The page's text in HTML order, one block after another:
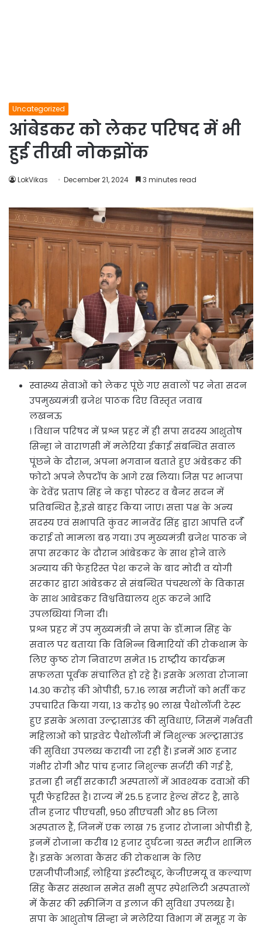
Uncategorized
आंबेडकर को लेकर परिषद में भी
हुई तीखी नोकझोंक
LokVikas December 21, 2024 3 minutes read
स्वास्थ्य सेवाओं को लेकर पूंछे गए सवालों पर नेता सदन
उपमुख्यमंत्री ब्रजेश पाठक दिए विस्तृत जवाब
लखनऊ
। विधान परिषद में प्रश्न प्रहर में ही सपा सदस्य आशुतोष
सिन्हा ने वाराणसी में मलेरिया ईकाई संबन्धित सवाल
पूंछने के दौरान, अपना भगवान बताते हुए अंबेडकर की
फोटो अपने लैपटॉप के आगे रख लिया। जिस पर भाजपा
के देवेंद्र प्रताप सिंह ने कहा पोस्टर व बैनर सदन में
प्रतिबन्धित है,इसे बाहर किया जाए। सत्ता पक्ष के अन्य
सदस्य एवं सभापति कुंवर मानवेंद्र सिंह द्वारा आपत्ति दर्जँ
कराई तो मामला बढ़ गया। उप मुख्यमंत्री ब्रजेश पाठक ने
सपा सरकार के दौरान आंबेडकर के साथ होने वाले
अन्याय की फेहरिस्त पेश करने के बाद मोदी व योगी
सरकार द्वारा आंबेडकर से संबन्धित पंचस्थलों के विकास
के साथ आबेडकर विश्वविद्यालय शुरू करने आदि
उपलब्धियां गिना दी।
प्रश्न प्रहर में उप मुख्यमंत्री ने सपा के डॉ.मान सिंह के
सवाल पर बताया कि विभिन्न बिमारियों की रोकथाम के
लिए कुष्ठ रोग निवारण समेत 15 राष्ट्रीय कार्यक्रम
सफलता पूर्वक संचालित हो रहे हैं। इसके अलावा रोजाना
14.30 करोड़ की ओपीडी, 57.16 लाख मरीजों को भर्ती कर
उपचारित किया गया, 13 करोड़ 90 लाख पैथोलॉजी टेस्ट
हुए इसके अलावा उल्ट्रासाउंड की सुविधाएं, जिसमें गर्भवती
महिलाओं को प्राइवेट पैथोलॉजी में निशुल्क अल्ट्रासाउंड
की सुविधा उपलब्ध करायी जा रही हैं। इनमें आठ हजार
गंभीर रोगी और पांच हजार निशुल्क सर्जरी की गई है,
इतना ही नहीं सरकारी अस्पतालों में आवश्यक दवाओं की
पूरी फेहरिस्त है। राज्य में 25.5 हजार हेल्थ सेंटर है, साढ़े
तीन हजार पीएचसी, 950 सीएचसी और 85 जिला
अस्पताल हैं, जिनमें एक लाख 75 हजार रोजाना ओपीडी है,
इनमें रोजाना करीब 12 हजार दुर्घटना ग्रस्त मरीज शामिल
हैं। इसके अलावा कैंसर की रोकथाम के लिए
एसजीपीजीआई, लोहिया इंस्टीट्यूट, केजीएमयू व कल्याण
सिंह कैंसर संस्थान समेत सभी सुपर स्पेशलिटी अस्पतालों
में कैंसर की स्क्रीनिंग व इलाज की सुविधा उपलब्ध है।
सपा के आशुतोष सिन्हा ने मलेरिया विभाग में समूह ग के